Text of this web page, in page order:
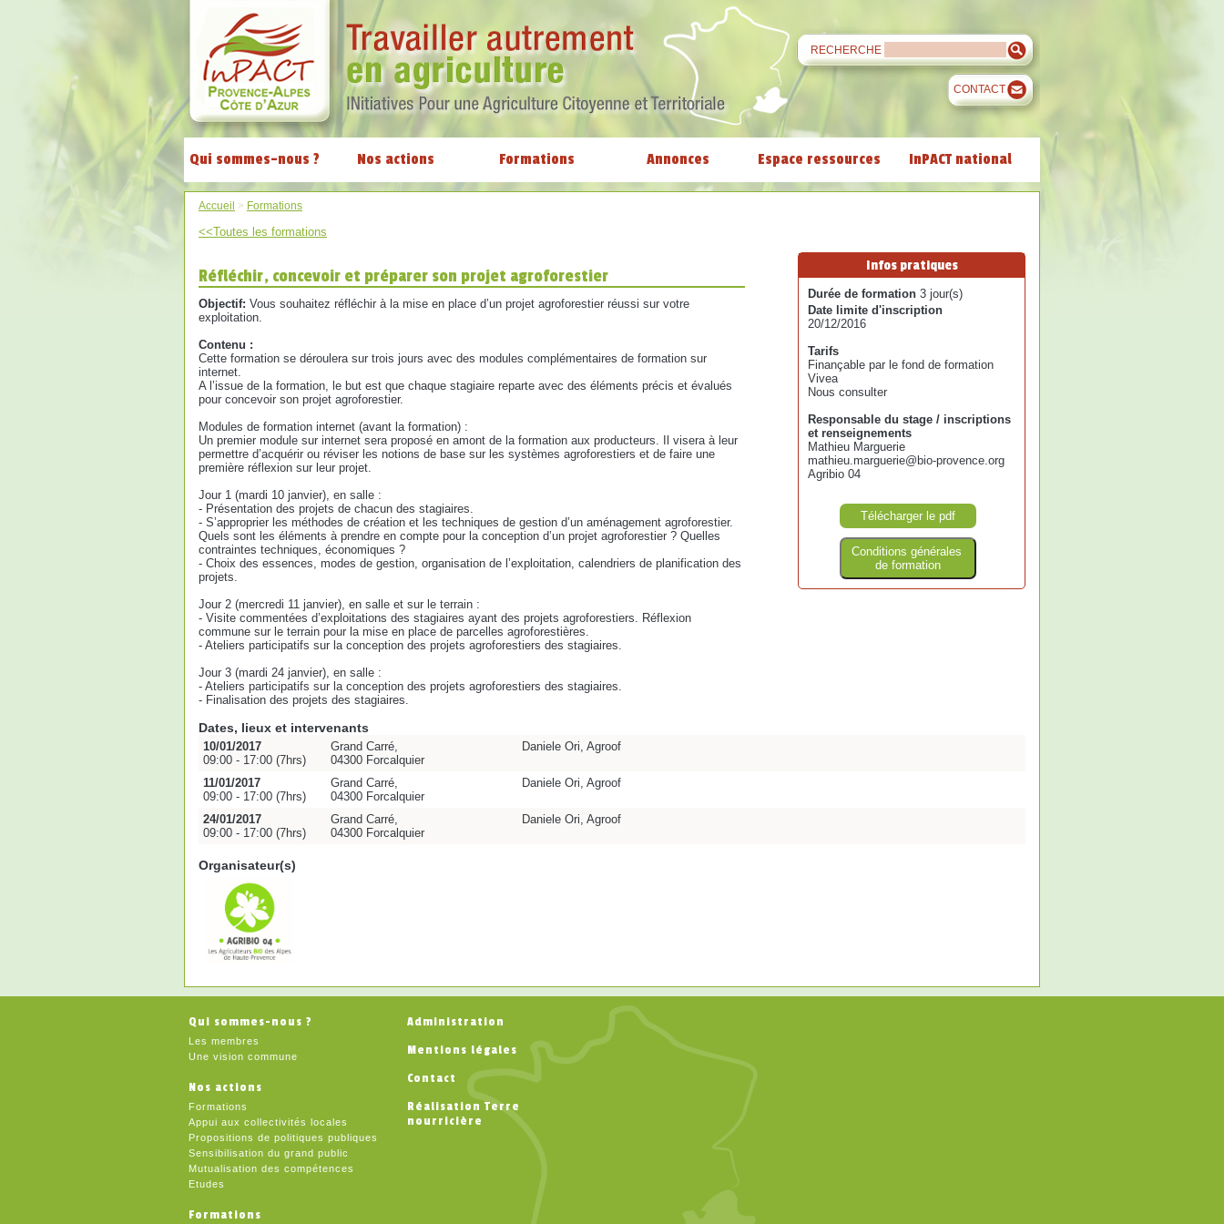
RECHERCHE
CONTACT
Qui sommes-nous ? Nos actions Formations Annonces Espace ressources InPACT national
Accueil > Formations
<<Toutes les formations
Réfléchir, concevoir et préparer son projet agroforestier
Objectif: Vous souhaitez réfléchir à la mise en place d’un projet agroforestier réussi sur votre
exploitation.
Contenu :
Cette formation se déroulera sur trois jours avec des modules complémentaires de formation sur
internet.
A l’issue de la formation, le but est que chaque stagiaire reparte avec des éléments précis et évalués
pour concevoir son projet agroforestier.
Modules de formation internet (avant la formation) :
Un premier module sur internet sera proposé en amont de la formation aux producteurs. Il visera à leur
permettre d’acquérir ou réviser les notions de base sur les systèmes agroforestiers et de faire une
première réflexion sur leur projet.
Jour 1 (mardi 10 janvier), en salle :
- Présentation des projets de chacun des stagiaires.
- S’approprier les méthodes de création et les techniques de gestion d’un aménagement agroforestier.
Quels sont les éléments à prendre en compte pour la conception d’un projet agroforestier ? Quelles
contraintes techniques, économiques ?
- Choix des essences, modes de gestion, organisation de l’exploitation, calendriers de planification des
projets.
Jour 2 (mercredi 11 janvier), en salle et sur le terrain :
- Visite commentées d’exploitations des stagiaires ayant des projets agroforestiers. Réflexion
commune sur le terrain pour la mise en place de parcelles agroforestières.
- Ateliers participatifs sur la conception des projets agroforestiers des stagiaires.
Jour 3 (mardi 24 janvier), en salle :
- Ateliers participatifs sur la conception des projets agroforestiers des stagiaires.
- Finalisation des projets des stagiaires.
Infos pratiques
Durée de formation 3 jour(s)
Date limite d'inscription
20/12/2016
Tarifs
Finançable par le fond de formation
Vivea
Nous consulter
Responsable du stage / inscriptions
et renseignements
Mathieu Marguerie
mathieu.marguerie@bio-provence.org
Agribio 04
Télécharger le pdf
Conditions générales
de formation
Dates, lieux et intervenants
10/01/2017
09:00 - 17:00 (7hrs)
Grand Carré,
04300 Forcalquier
Daniele Ori, Agroof
11/01/2017
09:00 - 17:00 (7hrs)
Grand Carré,
04300 Forcalquier
Daniele Ori, Agroof
24/01/2017
09:00 - 17:00 (7hrs)
Grand Carré,
04300 Forcalquier
Daniele Ori, Agroof
Organisateur(s)
Qui sommes-nous ?
Les membres
Une vision commune
Nos actions
Formations
Appui aux collectivités locales
Propositions de politiques publiques
Sensibilisation du grand public
Mutualisation des compétences
Etudes
Formations
Administration
Mentions légales
Contact
Réalisation Terre
nourricière